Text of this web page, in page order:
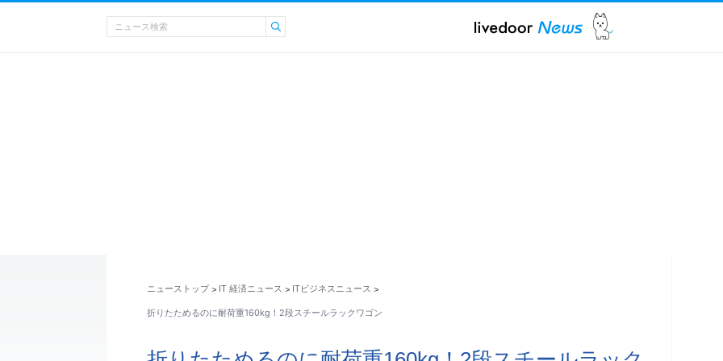
ニューストップ > IT 経済ニュース > ITビジネスニュース >
折りたためるのに耐荷重160kg！2段スチールラックワゴン